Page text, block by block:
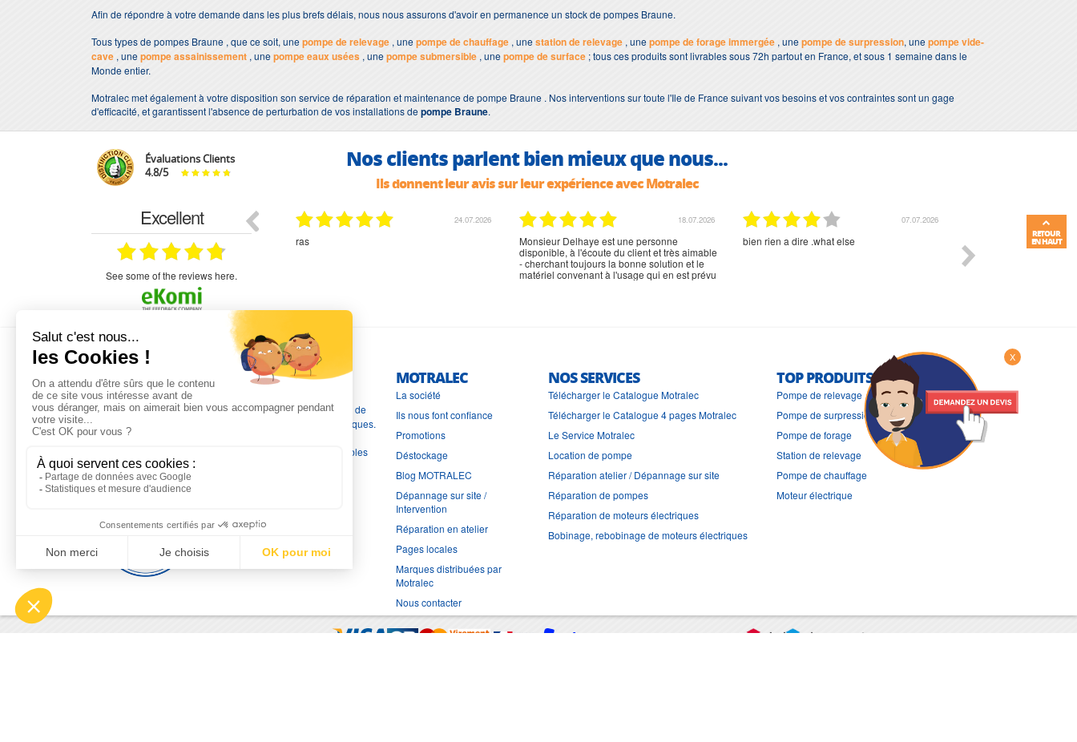
Afin de répondre à votre demande dans les plus brefs délais, nous nous assurons d'avoir en permanence un stock de pompes Braune.
Tous types de pompes Braune , que ce soit, unepompe de relevage , unepompe de chauffage , unestation de relevage , unepompe de forage immergée , unepompe de surpression, unepompe vide-
cave , unepompe assainissement , unepompe eaux usées , unepompe submersible , unepompe de surface ; tous ces produits sont livrables sous 72h partout en France, et sous 1 semaine dans le
Monde entier.
Motralec met également à votre disposition son service de réparation et maintenance de pompe Braune . Nos interventions sur toute l'Ile de France suivant vos besoins et vos contraintes sont un gage
d'efficacité, et garantissent l'absence de perturbation de vos installations depompe Braune.
Évaluations Clients
4.8/5 Nos clients parlent bien mieux que nous...
Ils donnent leur avis sur leur expérience avec Motralec
Excellent
see some of the reviews here.
29.03.2026
bonjour commande pompe puit malgré un
appel en dehors des heures d ouverture votre
commercial a géré ma demande le devis reçu
immédiatement un fois le paiement effectue la
commande a été valider l envoi a été un peu
long mais dans l ensemble très satisfait
24.07.2026
ras
18.07.2026
Monsieur Delhaye est une personne
disponible, à l'écoute du client et très aimable
- cherchant toujours la bonne solution et le
matériel convenant à l'usage qui en est prévu
07.07.2026
bien rien a dire .what else
L'EXPERTISE MOTRALEC
Depuis 1976, nous sommes
Franceen pompes de relevage, station de relevage, pompe de
chauffage, suppression, forage, immergée et moteurs électriques.
Nous assurons
, tout en travaillant avec les marques les plus fiables
du marché.
MOTRALEC
La société
Ils nous font confiance
Promotions
Déstockage
Blog MOTRALEC
Dépannage sur site /
Intervention
Réparation en atelier
Pages locales
Marques distribuées par
Motralec
Nous contacter
NOS SERVICES
Télécharger le Catalogue Motralec
Télécharger le Catalogue 4 pages Motralec
Le Service Motralec
Location de pompe
Réparation atelier / Dépannage sur site
Réparation de pompes
Réparation de moteurs électriques
Bobinage, rebobinage de moteurs électriques
TOP PRODUITS
Pompe de relevage
Pompe de surpression
Pompe de forage
Station de relevage
Pompe de chauffage
Moteur électrique
X
RETOUR
EN HAUT